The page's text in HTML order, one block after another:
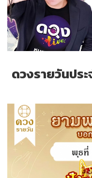
ดวงรายวันปร